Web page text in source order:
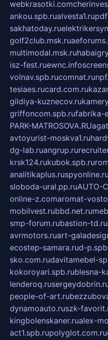
webkrasotki.com
ankou.spb.rualvesta1.ru
sakhatoday.ru
golf2club.msk.ru
multimodal.msk.ru
isz-fest.ruewnc.info
volnav.spb.rucomnat.ru
tesiaes.rucard.com.ru
gildiya-kuznecov.ru
griffoncom.spb.rufabrika-
PARK-MATROSOVA.RU
avtoyurist-moskva1.ru
dg-lab.ruangrup.ru
krsk124.rukubok.spb.ru
analitikaplus.ruspyonline.ru
sloboda-ural.pp.ruAUTO-
online-z.comaromat-
mobilvest.rubbd.net.ru
smp-forum.rubastion-td.ru
avrmotors.ruart-
ecostep-samara.rud-
sko.com.rudavitamebel-
kokoroyari.spb.rublesna-
lenderoq.ru
people-of-art.ru
dynamoauto.ruszk-
kingbolenskaner.rualex-
act1.spb.rupolyglot.com.ru